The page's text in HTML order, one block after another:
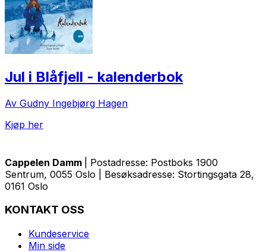
Jul i Blåfjell - kalenderbok
Av Gudny Ingebjørg Hagen
Kjøp her
Cappelen Damm
| Postadresse: Postboks 1900
Sentrum, 0055 Oslo | Besøksadresse: Stortingsgata 28,
0161 Oslo
KONTAKT OSS
Kundeservice
Min side